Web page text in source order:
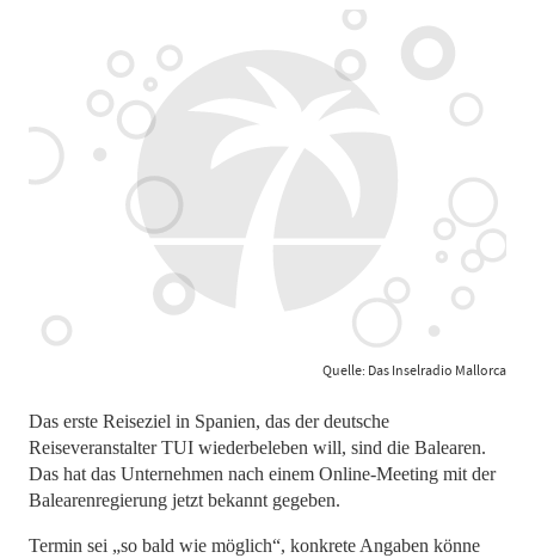
Quelle: Das Inselradio Mallorca
Das erste Reiseziel in Spanien, das der deutsche
Reiseveranstalter TUI wiederbeleben will, sind die Balearen.
Das hat das Unternehmen nach einem Online-Meeting mit der
Balearenregierung jetzt bekannt gegeben.
Termin sei „so bald wie möglich“, konkrete Angaben könne